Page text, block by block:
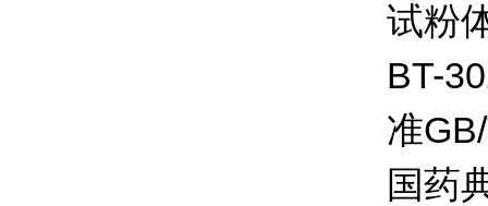
试粉
BT-
准
国药